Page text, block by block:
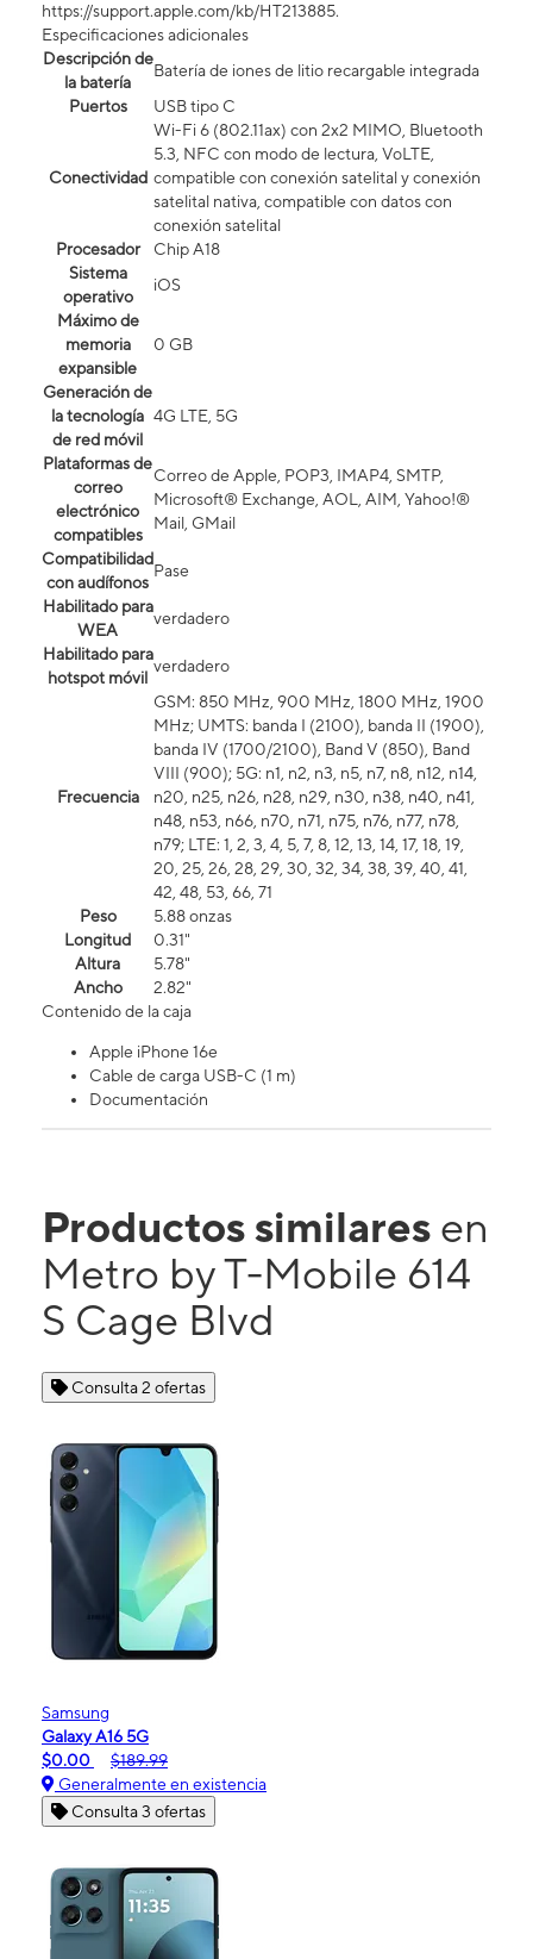
https://support.apple.com/kb/HT213885.
Especificaciones adicionales
Descripción de
la batería
Batería de iones de litio recargable integrada
Puertos
USB tipo C
Conectividad
Wi-Fi 6 (802.11ax) con 2x2 MIMO, Bluetooth
5.3, NFC con modo de lectura, VoLTE,
compatible con conexión satelital y conexión
satelital nativa, compatible con datos con
conexión satelital​​​​​​​
Procesador
Chip A18
Sistema
operativo
iOS
Máximo de
memoria
expansible
0 GB
Generación de
la tecnología
de red móvil
4G LTE, 5G
Plataformas de
correo
electrónico
compatibles
Correo de Apple, POP3, IMAP4, SMTP,
Microsoft® Exchange, AOL, AIM, Yahoo!®
Mail, GMail
Compatibilidad
con audífonos
Pase
Habilitado para
WEA
verdadero
Habilitado para
hotspot móvil
verdadero
Frecuencia
GSM: 850 MHz, 900 MHz, 1800 MHz, 1900
MHz; UMTS: banda I (2100), banda II (1900),
banda IV (1700/2100), Band V (850), Band
VIII (900); 5G: n1, n2, n3, n5, n7, n8, n12, n14,
n20, n25, n26, n28, n29, n30, n38, n40, n41,
n48, n53, n66, n70, n71, n75, n76, n77, n78,
n79; LTE: 1, 2, 3, 4, 5, 7, 8, 12, 13, 14, 17, 18, 19,
20, 25, 26, 28, 29, 30, 32, 34, 38, 39, 40, 41,
42, 48, 53, 66, 71
Peso
5.88 onzas
Longitud
0.31"
Altura
5.78"
Ancho
2.82"
Contenido de la caja
Apple iPhone 16e
Cable de carga USB-C (1 m)
Documentación
Productos similares en
Metro by T-Mobile 614
S Cage Blvd
Consulta 2 ofertas
Samsung
Galaxy A16 5G
$0.00
$189.99
Generalmente en existencia
Consulta 3 ofertas